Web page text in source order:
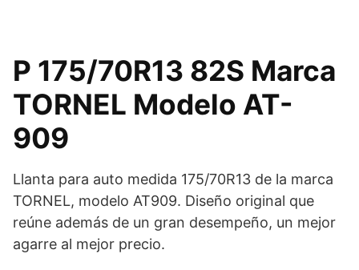
P 175/70R13 82S Marca
TORNEL Modelo AT-
909
Llanta para auto medida 175/70R13 de la marca
TORNEL, modelo AT909. Diseño original que
reúne además de un gran desempeño, un mejor
agarre al mejor precio.